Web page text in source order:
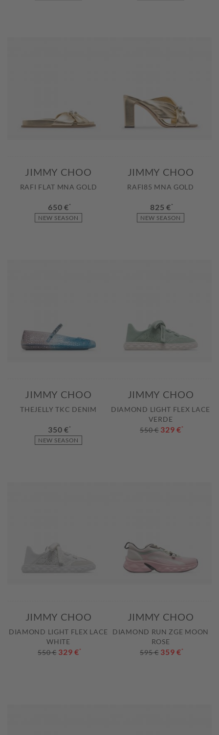
NEW SEASON
JIMMY CHOO
RAFI FLAT MNA GOLD
650 €*
NEW SEASON
JIMMY CHOO
RAFI85 MNA GOLD
825 €*
NEW SEASON
JIMMY CHOO
THEJELLY TKC DENIM
350 €*
JIMMY CHOO
DIAMOND LIGHT FLEX LACE
VERDE
550 € 329 €*
JIMMY CHOO
DIAMOND LIGHT FLEX LACE
WHITE
550 € 329 €*
JIMMY CHOO
DIAMOND RUN ZGE MOON
ROSE
595 € 359 €*